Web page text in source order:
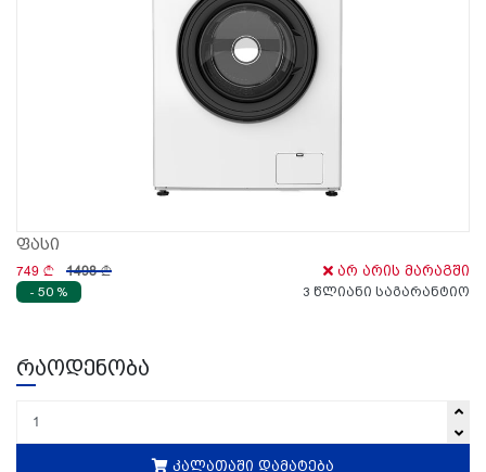
ფასი
749 1498 არ არის მარაგში
- 50 % 3 წლიანი საგარანტიო
რაოდენობა
კალათაში დამატება